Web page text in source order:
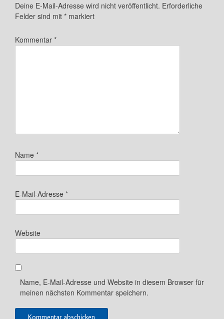
Deine E-Mail-Adresse wird nicht veröffentlicht. Erforderliche
Felder sind mit * markiert
Kommentar *
Name *
E-Mail-Adresse *
Website
Name, E-Mail-Adresse und Website in diesem Browser für
meinen nächsten Kommentar speichern.